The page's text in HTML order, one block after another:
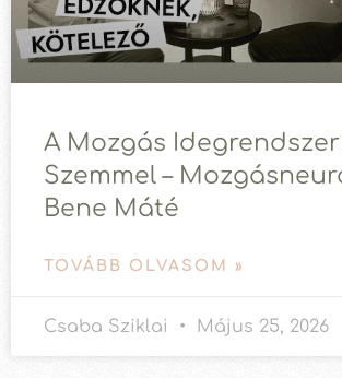
A Mozgás
Szemmel –
Bene Máté
TOVÁBB OLVASOM »
Csaba Sziklai Május 25, 2026